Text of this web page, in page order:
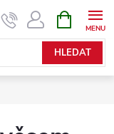
HLEDAT
NÁKUPNÍ
KOŠÍK